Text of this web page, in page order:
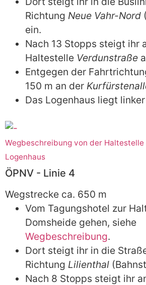
Richtung Neue Vahr-Nord
ein.
Nach 13 Stopps steigt ihr
Haltestelle Verdunstraße
Entgegen der
150 m an der
Das Logenhaus liegt
Wegbeschreibung von der
Logenhaus
ÖPNV - Linie 4
Wegstrecke ca. 650 m
Vom Tagungshotel zur
Domsheide gehen, siehe
Wegbeschreibung.
Dort steigt ihr in die
Richtung Lilienthal
Nach 8 Stopps steigt ihr